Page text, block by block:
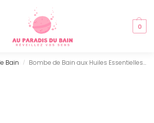
0
Bain / Bombe de Bain aux Huiles Essentielles – Douleurs prémenstruelles